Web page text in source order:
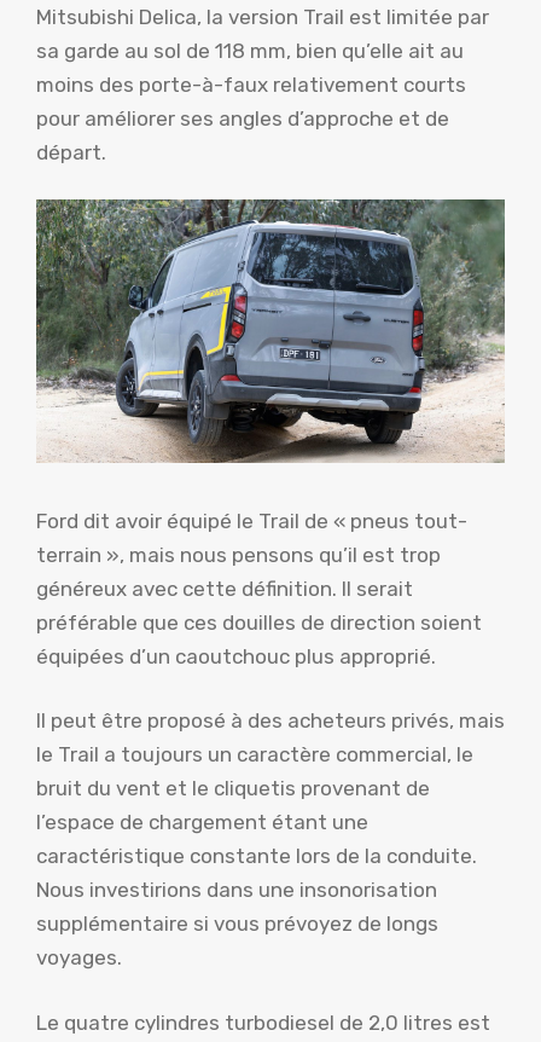
Mitsubishi Delica, la version Trail est limitée par
sa garde au sol de 118 mm, bien qu’elle ait au
moins des porte-à-faux relativement courts
pour améliorer ses angles d’approche et de
départ.
Ford dit avoir équipé le Trail de « pneus tout-
terrain », mais nous pensons qu’il est trop
généreux avec cette définition. Il serait
préférable que ces douilles de direction soient
équipées d’un caoutchouc plus approprié.
Il peut être proposé à des acheteurs privés, mais
le Trail a toujours un caractère commercial, le
bruit du vent et le cliquetis provenant de
l’espace de chargement étant une
caractéristique constante lors de la conduite.
Nous investirions dans une insonorisation
supplémentaire si vous prévoyez de longs
voyages.
Le quatre cylindres turbodiesel de 2,0 litres est